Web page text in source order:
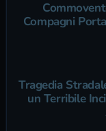
Compagni
Tragedia
un Terribile